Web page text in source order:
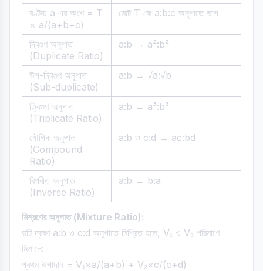
বণ্টন: a এর অংশ = T
× a/(a+b+c)
মোট T কে a:b:c অনুপাতে ভাগ
দ্বিগুণ অনুপাত
(Duplicate Ratio)
a:b → a²:b²
উপ-দ্বিগুণ অনুপাত
(Sub-duplicate)
a:b → √a:√b
ত্রিগুণ অনুপাত
(Triplicate Ratio)
a:b → a³:b³
যৌগিক অনুপাত
(Compound
Ratio)
a:b ও c:d → ac:bd
বিপরীত অনুপাত
(Inverse Ratio)
a:b → b:a
মিশ্রণের অনুপাত (Mixture Ratio):
দুটি দ্রবণ a:b ও c:d অনুপাতে মিশ্রিত হলে, V₁ ও V₂ পরিমাণে
মিশালে:
প্রথম উপাদান = V₁×a/(a+b) + V₂×c/(c+d)